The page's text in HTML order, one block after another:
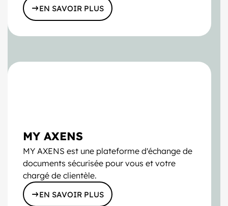
EN SAVOIR PLUS
MY AXENS
MY AXENS est une plateforme d'échange de
documents sécurisée pour vous et votre
chargé de clientèle.
EN SAVOIR PLUS